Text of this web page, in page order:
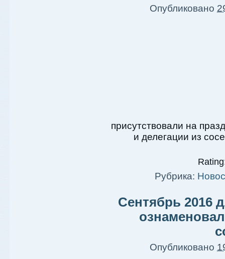
Опубликовано
присутствовали на
и делегации из
Рубрика:
Сентябрь 2016
Опубликовано